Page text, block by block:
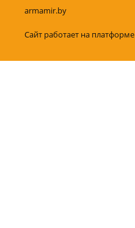
armamir.by
Сайт работает на платформе